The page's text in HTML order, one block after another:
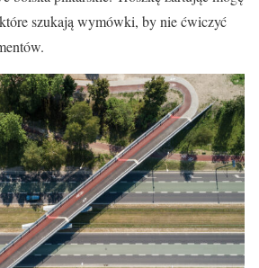
szukają wymówki, by nie ćwiczyć